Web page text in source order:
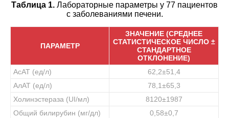
Таблица 1. Лабораторные параметры у 77 пациентов
с заболеваниями печени.
ПАРАМЕТР
ЗНАЧЕНИЕ (СРЕДНЕЕ
СТАТИСТИЧЕСКОЕ ЧИСЛО ±
СТАНДАРТНОЕ
ОТКЛОНЕНИЕ)
АсАТ (ед/л)
62,2±51,4
АлАТ (ед/л)
78,1±65,3
Холинэстераза (UI/мл)
8120±1987
Общий билирубин (мг/дл)
0,58±0,7